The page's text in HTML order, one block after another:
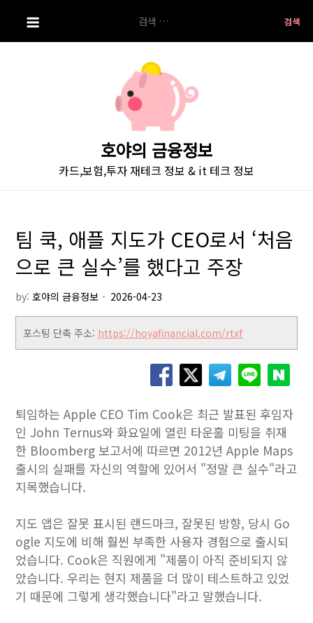
i
색:
호야의 금융정보
카드,보험,투자 재테크 정보 & it 테크 정보
팀 쿡, 애플 지도가 CEO로서 ‘처음
으로 큰 실수’를 했다고 주장
by:호야의 금융정보
포스팅 단축 주소: https://hoyafinancial.com/rtxf
퇴임하는 Apple CEO Tim Cook은 최근 발표된 후임자
인 John Ternus와 화요일에 열린 타운홀 미팅을 취재
한 Bloomberg 보고서에 따르면 2012년 Apple Maps
출시의 실패를 자신의 역할에 있어서 "정말 큰 실수"라고
지목했습니다.
지도 앱은 잘못 표시된 랜드마크, 잘못된 방향, 당시 Go
ogle 지도에 비해 훨씬 부족한 사용자 경험으로 출시되
었습니다. Cook은 직원에게 "제품이 아직 준비되지 않
았습니다. 우리는 현지 제품을 더 많이 테스트하고 있었
기 때문에 그렇게 생각했습니다"라고 말했습니다.